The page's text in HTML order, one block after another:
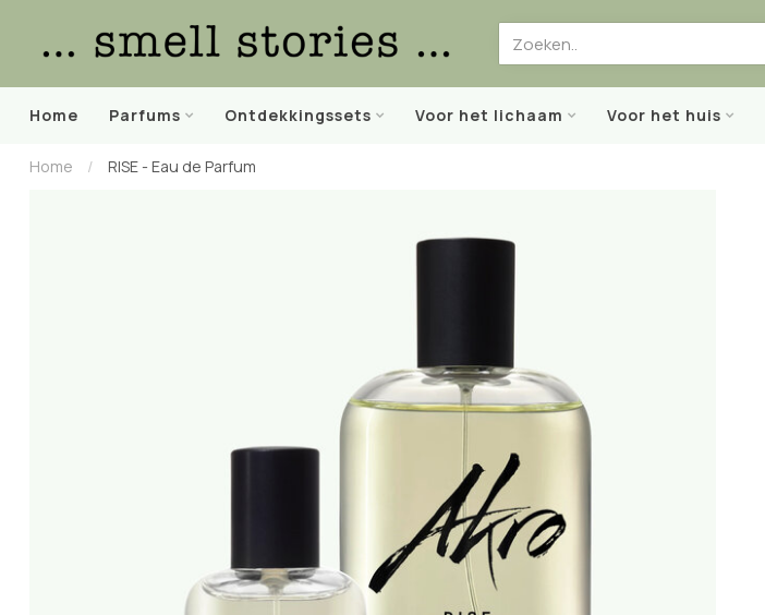
Home Parfums Ontdekkingssets Voor het lichaam Voor het huis
Home / RISE - Eau de Parfum